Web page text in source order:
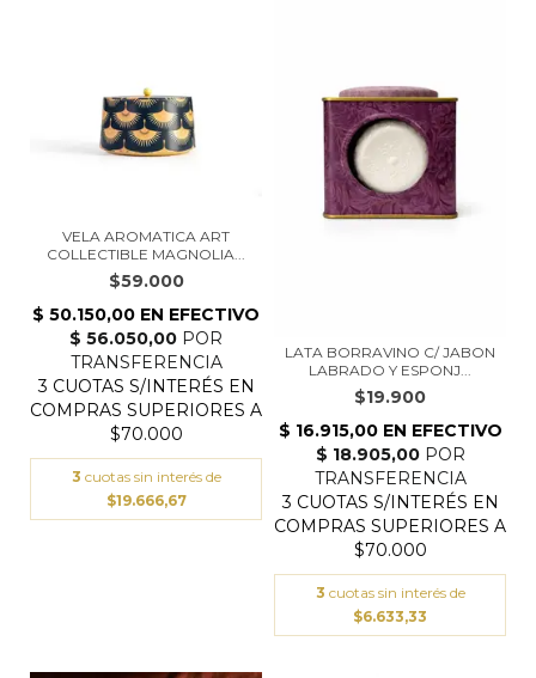
VELA AROMATICA ART
COLLECTIBLE MAGNOLIA...
$59.000
3 cuotas sin interés de
$19.666,67
LATA BORRAVINO C/ JABON
LABRADO Y ESPONJ...
$19.900
3 cuotas sin interés de
$6.633,33